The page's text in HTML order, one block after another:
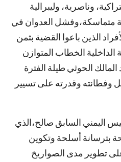
وناصرية، وليبرالية
متماسكة،وفشل العدوان في
الذين باعوا القضية بثمن
الخطاب المتوازن
المالك الحوثي طيلة الفترة
وفطانته وقدرته على تسيير
اليمني السابق صالح،الذي
بترسانة أسلحة وتكوين
تطوير مدى الصواريخ